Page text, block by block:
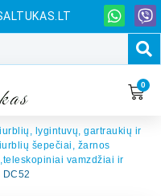
0
lygintuvų, gartraukių ir
šepečiai, žarnos
vamzdžiai ir